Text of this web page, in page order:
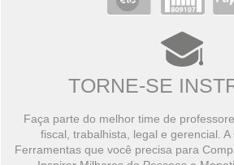
TORNE-SE
Faça parte do melhor time de
fiscal, trabalhista, legal e gerencial.
Ferramentas que você precisa para